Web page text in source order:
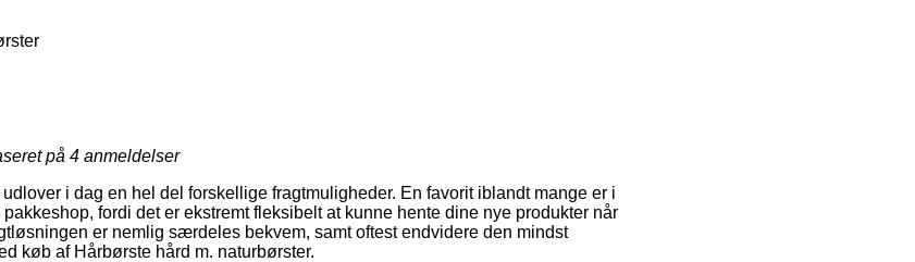
på 4 anmeldelser
i dag en hel del forskellige fragtmuligheder. En favorit iblandt mange er i
fordi det er ekstremt fleksibelt at kunne hente dine nye produkter når
er nemlig særdeles bekvem, samt oftest endvidere den mindst
køb af Hårbørste hård m. naturbørster.